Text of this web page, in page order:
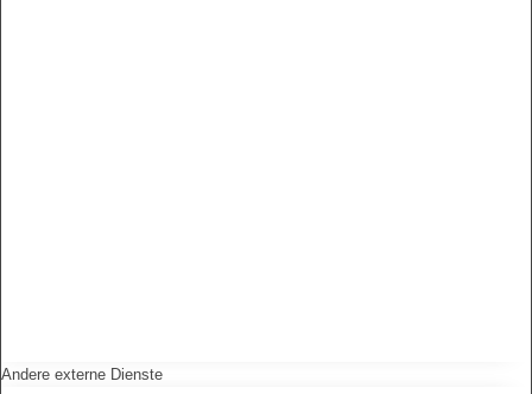
Andere externe Dienste